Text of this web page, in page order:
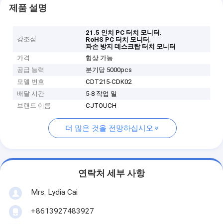
제품 설명
강조점
21.5 인치 PC 터치 모니터,
RoHS PC 터치 모니터,
파손 방지 데스크탑 터치 모니터
가격
협상 가능
공급 능력
분기당 5000pcs
모델 번호
CDT215-CDK02
배달 시간
5-8 작업 일
브랜드 이름
CJTOUCH
더 많은 것을 전망하십시오
연락처 세부 사항
Mrs. Lydia Cai
+8613927483927